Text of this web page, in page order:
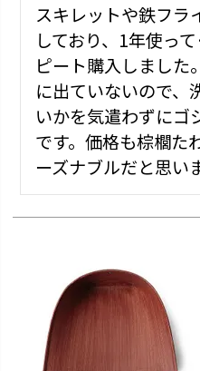
スキレットや鉄フラ
しており、1年使っ
ピート購入しました
に出ていないので、
いかを気遣わずにゴ
です。価格も棕櫚た
ーズナブルだと思い